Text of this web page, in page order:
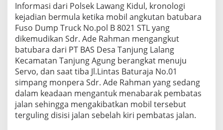
Informasi dari Polsek Lawang Kidul, kronologi
kejadian bermula ketika mobil angkutan batubara
Fuso Dump Truck No.pol B 8021 STL yang
dikemudikan Sdr. Ade Rahman mengangkut
batubara dari PT BAS Desa Tanjung Lalang
Kecamatan Tanjung Agung berangkat menuju
Servo, dan saat tiba Jl.Lintas Baturaja No.01
simpang monpera Sdr. Ade Rahman yang sedang
dalam keadaan mengantuk menabarak pembatas
jalan sehingga mengakibatkan mobil tersebut
terguling disisi jalan sebelah kiri pembatas jalan.